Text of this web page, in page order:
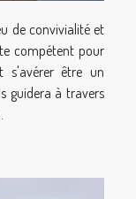
de convivialité et
compétent pour
s'avérer être un
guidera à travers